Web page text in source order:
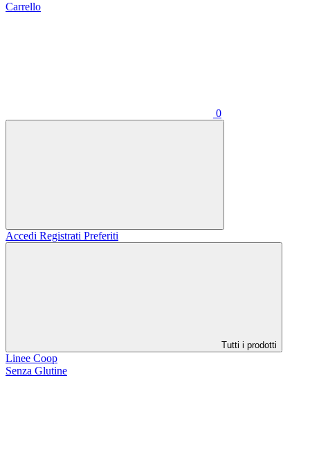
Carrello
0
Accedi Registrati Preferiti
Tutti i prodotti
Linee Coop
Senza Glutine